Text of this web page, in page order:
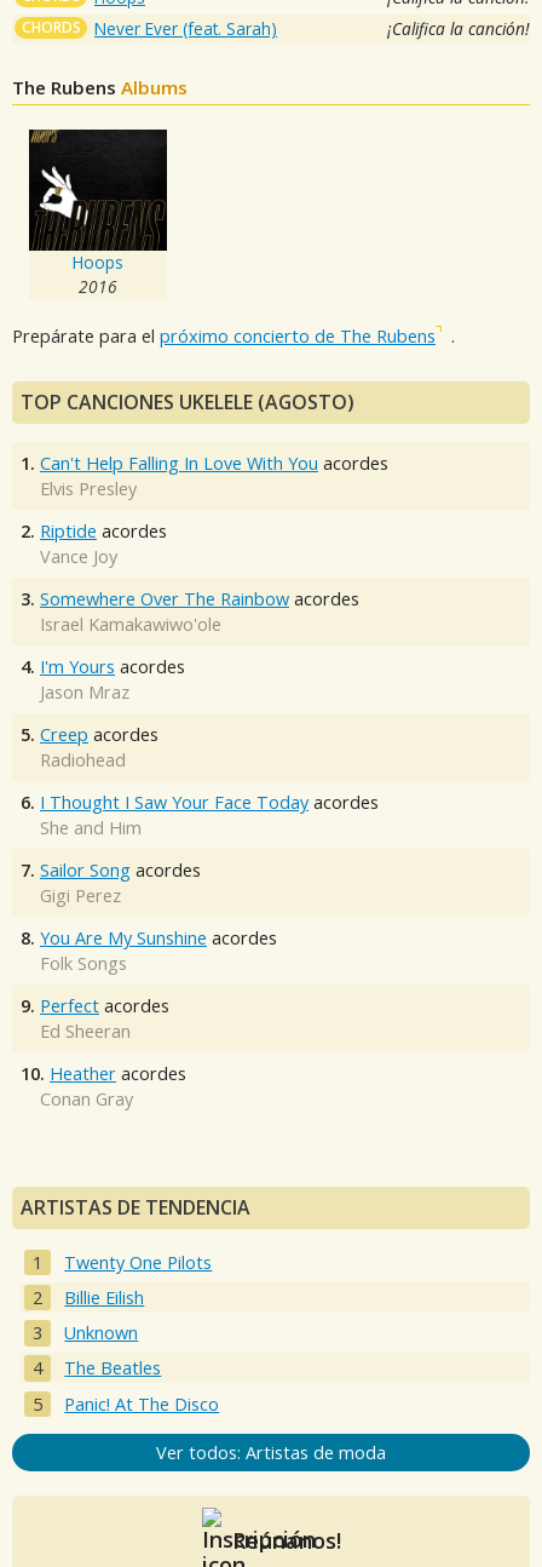
CHORDS Never Ever (feat. Sarah) ¡Califica la canción!
The Rubens Albums
Hoops
2016
Prepárate para el próximo concierto de The Rubens .
TOP CANCIONES UKELELE (AGOSTO)
1. Can't Help Falling In Love With You acordes
Elvis Presley
2. Riptide acordes
Vance Joy
3. Somewhere Over The Rainbow acordes
Israel Kamakawiwo'ole
4. I'm Yours acordes
Jason Mraz
5. Creep acordes
Radiohead
6. I Thought I Saw Your Face Today acordes
She and Him
7. Sailor Song acordes
Gigi Perez
8. You Are My Sunshine acordes
Folk Songs
9. Perfect acordes
Ed Sheeran
10. Heather acordes
Conan Gray
ARTISTAS DE TENDENCIA
Twenty One Pilots
Billie Eilish
Unknown
The Beatles
Panic! At The Disco
Ver todos: Artistas de moda
Reúnanos!